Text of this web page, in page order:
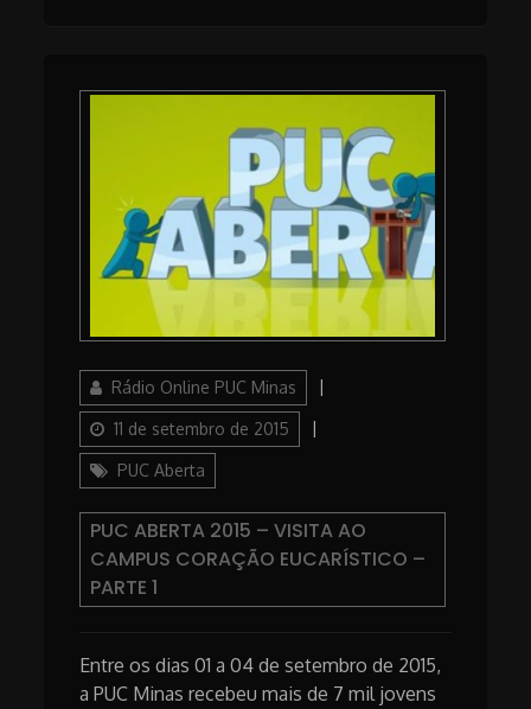
AuthorRádio Online PUC Minas
11 de setembro de 2015
PUC Aberta
PUC ABERTA 2015 – VISITA AO
CAMPUS CORAÇÃO EUCARÍSTICO –
PARTE 1
Entre os dias 01 a 04 de setembro de 2015,
a PUC Minas recebeu mais de 7 mil jovens